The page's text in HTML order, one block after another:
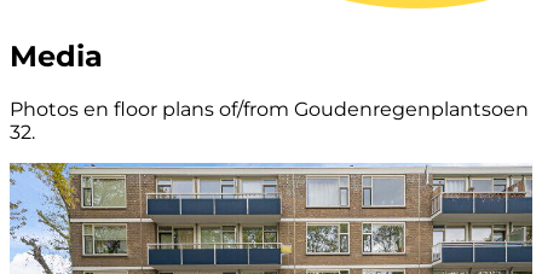
Media
Photos en floor plans of/from Goudenregenplantsoen
32.